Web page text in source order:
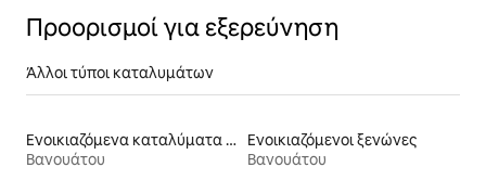
Προορισμοί για εξερεύνηση
Άλλοι τύποι καταλυμάτων
Ενοικιαζόμενα καταλύματα με πρόσβαση στη λίμνη
Βανουάτου
Ενοικιαζόμενοι ξενώνες
Βανουάτου